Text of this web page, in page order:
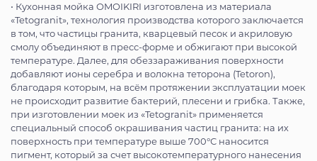
• Кухонная мойка OMOIKIRI изготовлена из материала
«Tetogranit», технология производства которого заключается
в том, что частицы гранита, кварцевый песок и акриловую
смолу объединяют в пресс-форме и обжигают при высокой
температуре. Далее, для обеззараживания поверхности
добавляют ионы серебра и волокна теторона (Tetoron),
благодаря которым, на всём протяжении эксплуатации моек
не происходит развитие бактерий, плесени и грибка. Также,
при изготовлении моек из «Tetogranit» применяется
специальный способ окрашивания частиц гранита: на их
поверхность при температуре выше 700°С наносится
пигмент, который за счет высокотемпературного нанесения